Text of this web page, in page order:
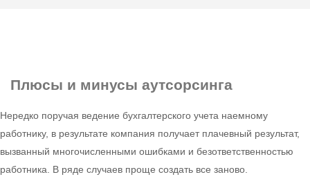
Плюсы и минусы аутсорсинга
Нередко поручая ведение бухгалтерского учета наемному
работнику, в результате компания получает плачевный результат,
вызванный многочисленными ошибками и безответственностью
работника. В ряде случаев проще создать все заново.